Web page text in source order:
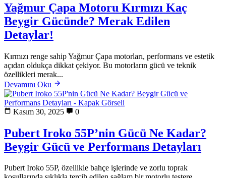
Yağmur Çapa Motoru Kırmızı Kaç
Beygir Gücünde? Merak Edilen
Detaylar!
Kırmızı renge sahip Yağmur Çapa motorları, performans ve estetik
açıdan oldukça dikkat çekiyor. Bu motorların gücü ve teknik
özellikleri merak...
Devamını Oku
Kasım 30, 2025 0
Pubert Iroko 55P’nin Gücü Ne Kadar?
Beygir Gücü ve Performans Detayları
Pubert Iroko 55P, özellikle bahçe işlerinde ve zorlu toprak